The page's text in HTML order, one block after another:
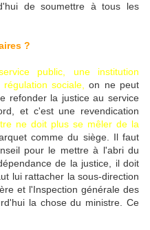
de soumettre à tous les
?
public, une institution
sociale,
on ne peut
refonder la justice au service
et c'est une revendication
ne doit plus se mêler de la
comme du siège. Il faut
pour le mettre à l'abri du
de la justice, il doit
lui rattacher la sous-direction
et l'Inspection générale des
la chose du ministre. Ce